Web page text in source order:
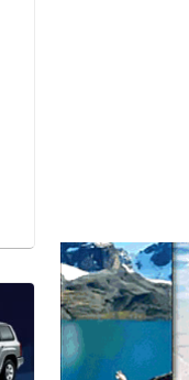
Médicos Internistas